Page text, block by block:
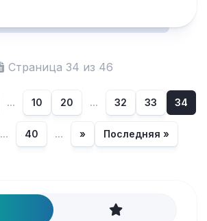
Страница 34 из 46
... 10 20 ... 32 33 34
... 40 ... » Последняя »